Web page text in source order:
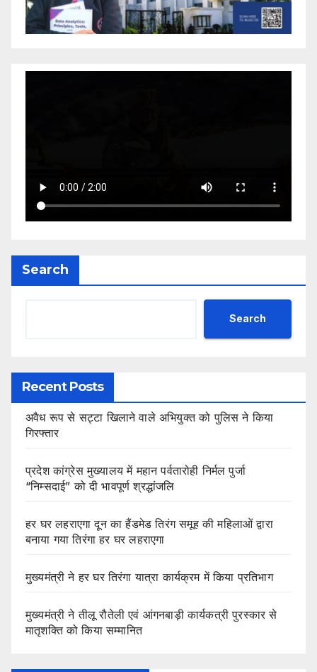
Search
Search
Recent Posts
अवैध रूप से सट्टा खिलाने वाले अभियुक्त को पुलिस ने किया
गिरफ्तार
प्रदेश कांग्रेस मुख्यालय में महान पर्वतारोही निर्मल पुर्जा
“निम्सदाई” को दी भावपूर्ण श्रद्धांजलि
हर घर लहराएगा दून का हैंडमेड तिरंग समूह की महिलाओं द्वारा
बनाया गया तिरंगा हर घर लहराएगा
मुख्यमंत्री ने हर घर तिरंगा यात्रा कार्यक्रम में किया प्रतिभाग
मुख्यमंत्री ने तीलू रौतेली एवं आंगनबाड़ी कार्यकत्री पुरस्कार से
मातृशक्ति को किया सम्मानित